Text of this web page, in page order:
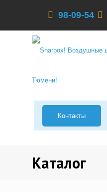
98-09-54
Контакты
Каталог